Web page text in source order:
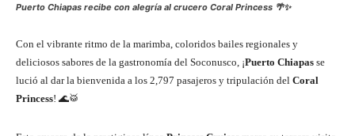
Puerto Chiapas recibe con alegría al crucero Coral Princess 🌴✨
Con el vibrante ritmo de la marimba, coloridos bailes regionales y
deliciosos sabores de la gastronomía del Soconusco, ¡Puerto Chiapas se
lució al dar la bienvenida a los 2,797 pasajeros y tripulación del Coral
Princess! 🌊🥁